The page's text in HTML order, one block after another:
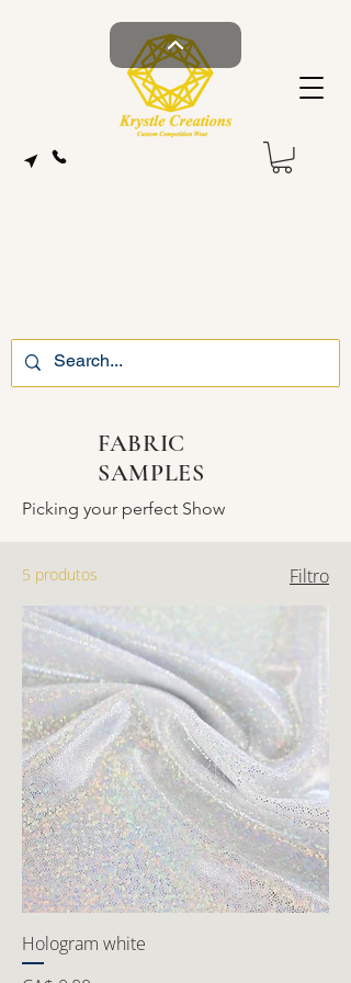
FABRIC
SAMPLES
Picking your perfect Show
5 produtos Filtro
Hologram white